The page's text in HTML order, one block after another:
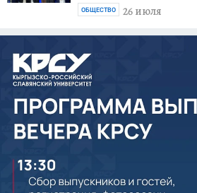
26 июля
ОБЩЕСТВО